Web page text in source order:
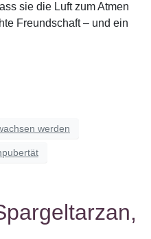
sie die Luft zum Atmen
Freundschaft – und ein
werden